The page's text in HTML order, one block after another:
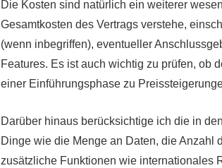
Die Kosten sind natürlich ein weiterer
Gesamtkosten des Vertrags verstehe,
(wenn inbegriffen), eventueller
Features. Es ist auch wichtig zu prüfen, ob
einer Einführungsphase zu
Darüber hinaus berücksichtige ich die in
Dinge wie die Menge an Daten, die Anzahl
zusätzliche Funktionen wie internationales